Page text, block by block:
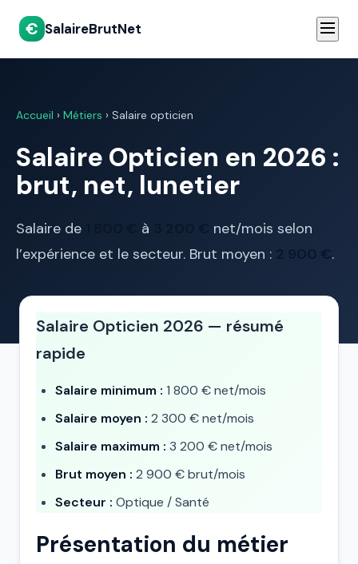
€ SalaireBrutNet
Accueil › Métiers › Salaire opticien
Salaire Opticien en 2026 :
brut, net, lunetier
Salaire de à
net/mois selon
l’expérience et le secteur. Brut moyen :
2 900 € .
Salaire Opticien 2026 — résumé
rapide
Salaire minimum : 1 800 € net/mois
Salaire moyen : 2 300 € net/mois
Salaire maximum : 3 200 € net/mois
Brut moyen : 2 900 € brut/mois
Secteur : Optique / Santé
Présentation du métier